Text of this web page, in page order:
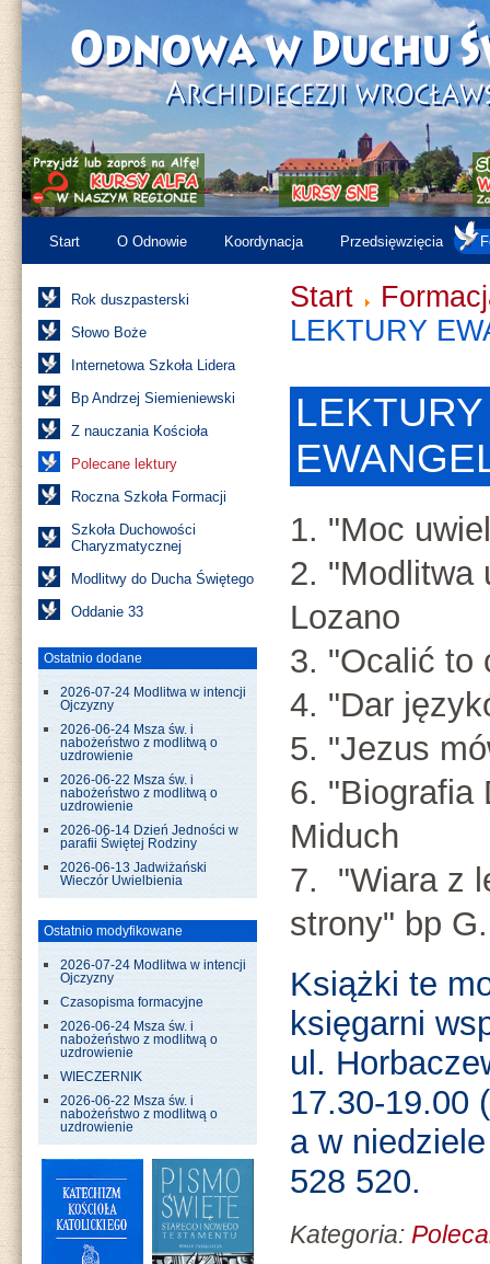
Start O Odnowie Koordynacja Przedsięwzięcia
Rok duszpasterski
Słowo Boże
Internetowa Szkoła Lidera
Bp Andrzej Siemieniewski
Z nauczania Kościoła
Polecane lektury
Roczna Szkoła Formacji
Szkoła Duchowości
Charyzmatycznej
Modlitwy do Ducha Świętego
Oddanie 33
Ostatnio dodane
2026-07-24 Modlitwa w intencji
Ojczyzny
2026-06-24 Msza św. i
nabożeństwo z modlitwą o
uzdrowienie
2026-06-22 Msza św. i
nabożeństwo z modlitwą o
uzdrowienie
2026-06-14 Dzień Jedności w
parafii Świętej Rodziny
2026-06-13 Jadwiżański
Wieczór Uwielbienia
Ostatnio modyfikowane
2026-07-24 Modlitwa w intencji
Ojczyzny
Czasopisma formacyjne
2026-06-24 Msza św. i
nabożeństwo z modlitwą o
uzdrowienie
WIECZERNIK
2026-06-22 Msza św. i
nabożeństwo z modlitwą o
uzdrowienie
Start
LEKTURY
LEKTURY
1. "Moc
2. "Modlitwa
Lozano
3. "Ocalić to
4. "Dar
5. "Jezus
6. "Biografia
Miduch
7. "Wiara z
strony" bp
Książki te
księgarni
ul.
17.30-19.00
a w
528 520.
Kategoria: